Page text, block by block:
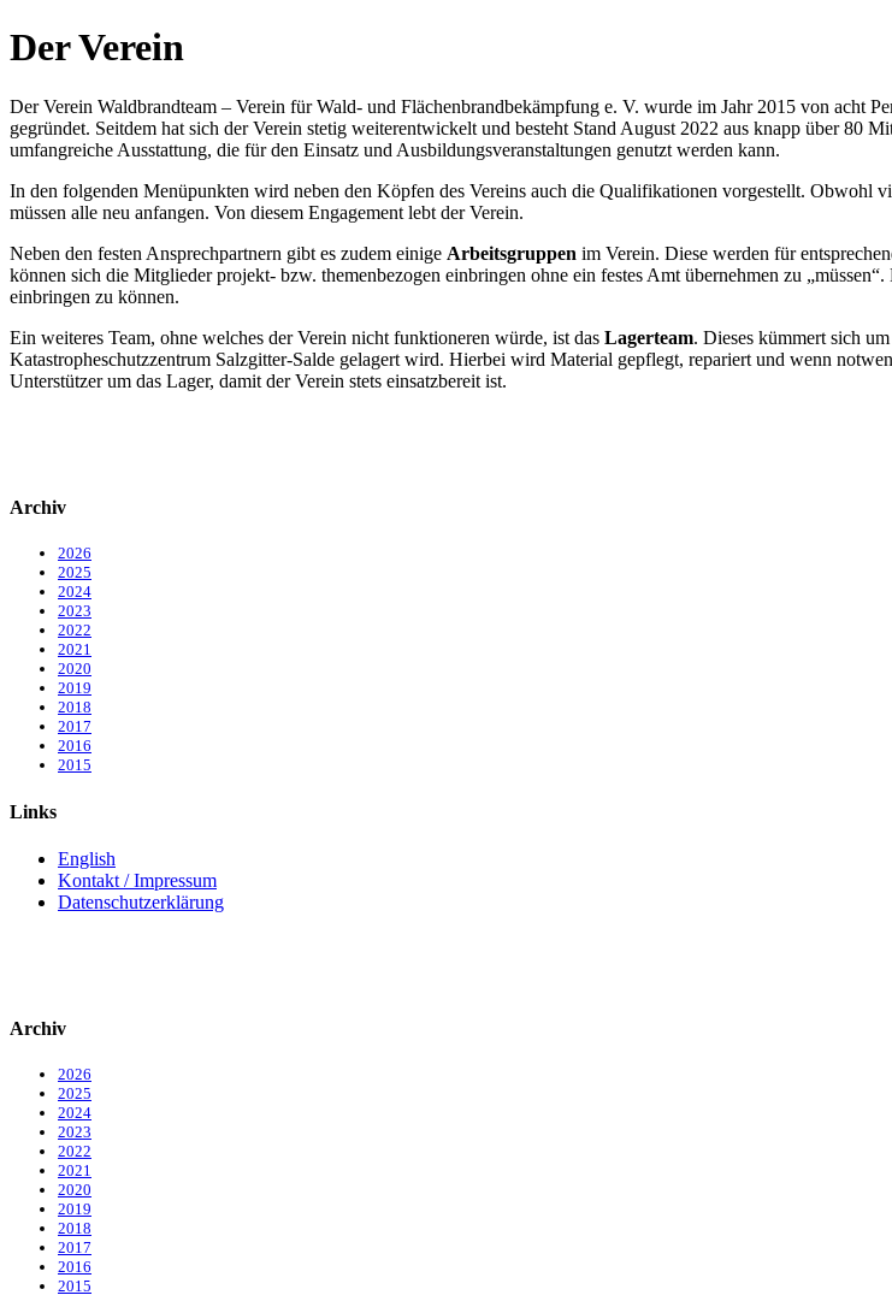
Der Verein
Der Verein Waldbrandteam – Verein für Wald- und Flächenbrandbekämpfung e. V. wurde im Jahr 2015 von acht
gegründet. Seitdem hat sich der Verein stetig weiterentwickelt und besteht Stand August 2022 aus knapp über 80
umfangreiche Ausstattung, die für den Einsatz und Ausbildungsveranstaltungen genutzt werden kann.
In den folgenden Menüpunkten wird neben den Köpfen des Vereins auch die Qualifikationen vorgestellt.
müssen alle neu anfangen. Von diesem Engagement lebt der Verein.
Neben den festen Ansprechpartnern gibt es zudem einige Arbeitsgruppen im Verein. Diese werden für
können sich die Mitglieder projekt- bzw. themenbezogen einbringen ohne ein festes Amt übernehmen zu
einbringen zu können.
Ein weiteres Team, ohne welches der Verein nicht funktioneren würde, ist das Lagerteam. Dieses kümmert sich
Katastropheschutzzentrum Salzgitter-Salde gelagert wird. Hierbei wird Material gepflegt, repariert und wenn
Unterstützer um das Lager, damit der Verein stets einsatzbereit ist.
Archiv
2026
2025
2024
2023
2022
2021
2020
2019
2018
2017
2016
2015
Links
English
Kontakt / Impressum
Datenschutzerklärung
Archiv
2026
2025
2024
2023
2022
2021
2020
2019
2018
2017
2016
2015